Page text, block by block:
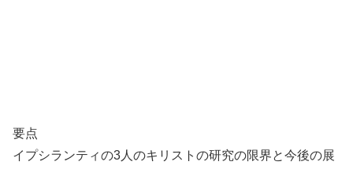
要点
イプシランティの3人のキリストの研究の限界と今後の展